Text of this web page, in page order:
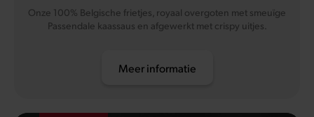
Onze 100% Belgische frietjes, royaal overgoten met smeuïge
Passendale kaassaus en afgewerkt met crispy uitjes.
Meer informatie